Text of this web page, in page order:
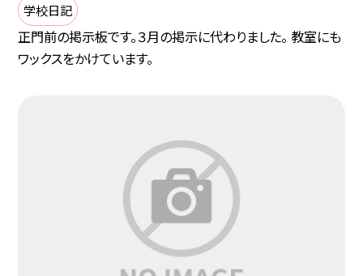
学校日記
正門前の掲示板です。３月の掲示に代わりました。 教室にも
ワックスをかけています。